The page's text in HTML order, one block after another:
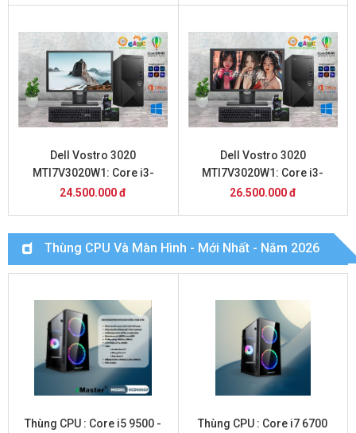
Dell Vostro 3020
MTI7V3020W1: Core i3-
13100/8GB/SSD 512GB và
24.500.000 đ
Dell Vostro 3020
MTI7V3020W1: Core i3-
13100/8GB/SSD 512GB và
26.500.000 đ
Thùng CPU Và Màn Hình - Mới Nhất - Năm 2026
Thùng CPU : Core i5 9500 -
Thùng CPU : Core i7 6700